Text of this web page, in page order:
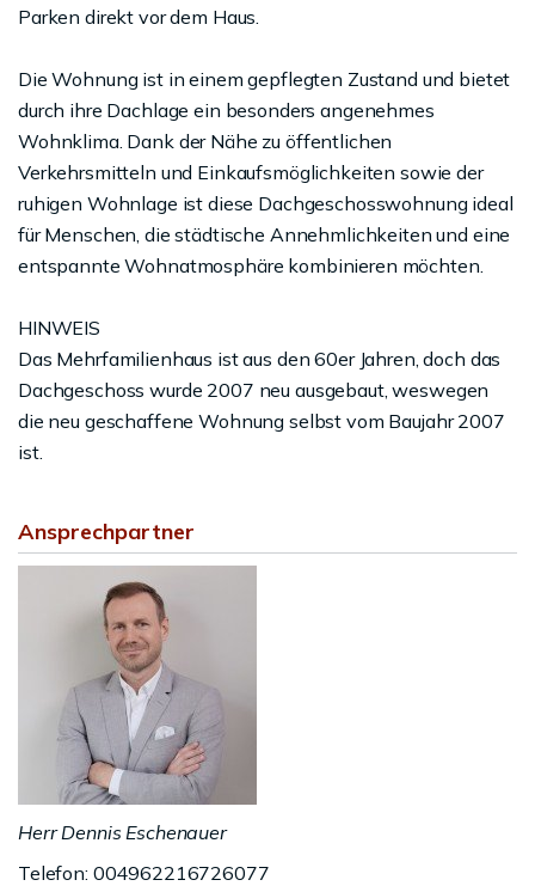
Parken direkt vor dem Haus.
Die Wohnung ist in einem gepflegten Zustand und bietet
durch ihre Dachlage ein besonders angenehmes
Wohnklima. Dank der Nähe zu öffentlichen
Verkehrsmitteln und Einkaufsmöglichkeiten sowie der
ruhigen Wohnlage ist diese Dachgeschosswohnung ideal
für Menschen, die städtische Annehmlichkeiten und eine
entspannte Wohnatmosphäre kombinieren möchten.
HINWEIS
Das Mehrfamilienhaus ist aus den 60er Jahren, doch das
Dachgeschoss wurde 2007 neu ausgebaut, weswegen
die neu geschaffene Wohnung selbst vom Baujahr 2007
ist.
Ansprechpartner
Herr Dennis Eschenauer
Telefon: 004962216726077